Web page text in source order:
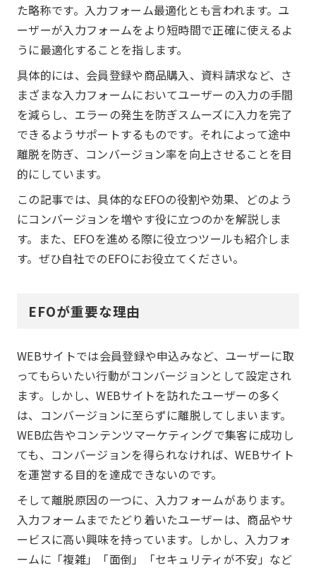
た略称です。入力フォーム最適化とも言われます。ユ
ーザーが入力フォームをより短時間で正確に使えるよ
うに最適化することを指します。
具体的には、会員登録や商品購入、資料請求など、さ
まざまな入力フォームにおいてユーザーの入力の手間
を減らし、エラーの発生を防ぎスムーズに入力を完了
できるようサポートするものです。それによって途中
離脱を防ぎ、コンバージョン率を向上させることを目
的にしています。
この記事では、具体的なEFOの役割や効果、どのよう
にコンバージョンを増やす役に立つのかを解説しま
す。また、EFOを進める際に役立つツールも紹介しま
す。ぜひ自社でのEFOにお役立てください。
EFOが重要な理由
WEBサイトでは会員登録や申込みなど、ユーザーに取
ってもらいたい行動がコンバージョンとして設定され
ます。しかし、WEBサイトを訪れたユーザーの多く
は、コンバージョンに至らずに離脱してしまいます。
WEB広告やコンテンツマーケティングで集客に成功し
ても、コンバージョンを得られなければ、WEBサイト
を運営する目的を達成できないのです。
そして離脱原因の一つに、入力フォームがあります。
入力フォームまでたどり着いたユーザーは、商品やサ
ービスに高い興味を持っています。しかし、入力フォ
ームに「複雑」「面倒」「セキュリティが不安」など